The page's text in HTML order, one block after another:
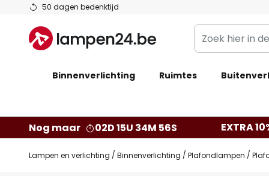
50 dagen bedenktijd
Ga
de
inhoud
Zoek
hier
de
Binnenverlichting Ruimtes
Nog maar 02D 15U 34M 55S EXTRA
Lampen en verlichting Binnenverlichting Plafondlampen